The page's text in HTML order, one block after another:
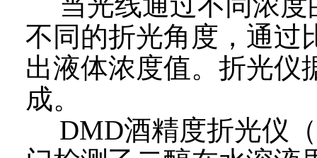
不同的折光角度，通过
出液体浓度值。折光仪
成。
DMD酒精度折光仪